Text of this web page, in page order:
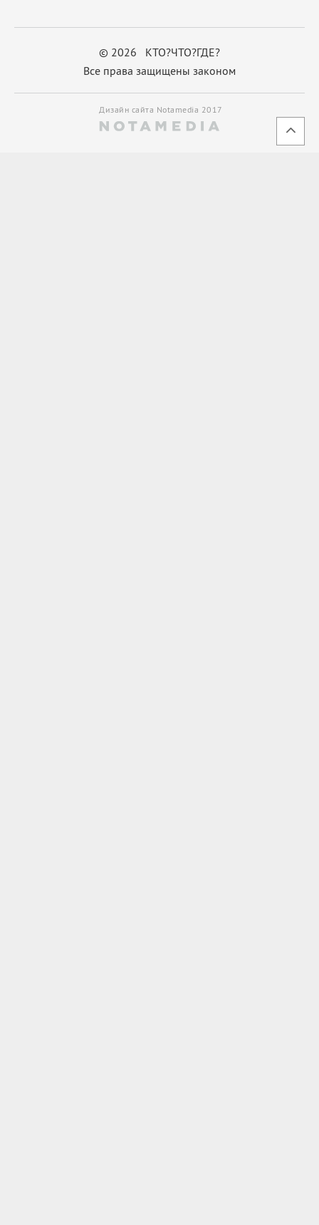
© 2026 КТО?ЧТО?ГДЕ?
Все права защищены законом
Дизайн сайта Notamedia 2017